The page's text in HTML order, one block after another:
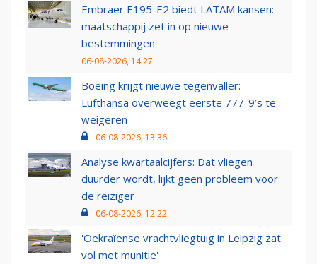
Embraer E195-E2 biedt LATAM kansen:
maatschappij zet in op nieuwe
bestemmingen
06-08-2026, 14:27
Boeing krijgt nieuwe tegenvaller:
Lufthansa overweegt eerste 777-9’s te
weigeren
06-08-2026, 13:36
Analyse kwartaalcijfers: Dat vliegen
duurder wordt, lijkt geen probleem voor
de reiziger
06-08-2026, 12:22
'Oekraïense vrachtvliegtuig in Leipzig zat
vol met munitie'